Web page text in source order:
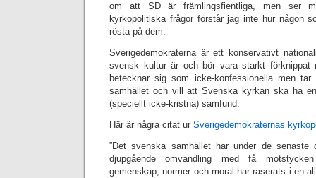
om att SD är främlingsfientliga, men ser
kyrkopolitiska frågor förstår jag inte hur någon
rösta på dem.
Sverigedemokraterna är ett konservativt
svensk kultur är och bör vara starkt förknippat
betecknar sig som icke-konfessionella men
samhället och vill att Svenska kyrkan ska ha
(speciellt icke-kristna) samfund.
Här är några citat ur Sverigedemokraternas
”Det svenska samhället har under de senaste
djupgående omvandling med få
gemenskap, normer och moral har raserats i en